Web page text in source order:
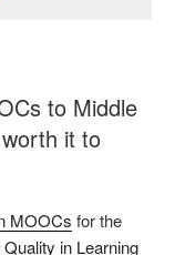
to Middle
it to
MOOCs for the
in Learning